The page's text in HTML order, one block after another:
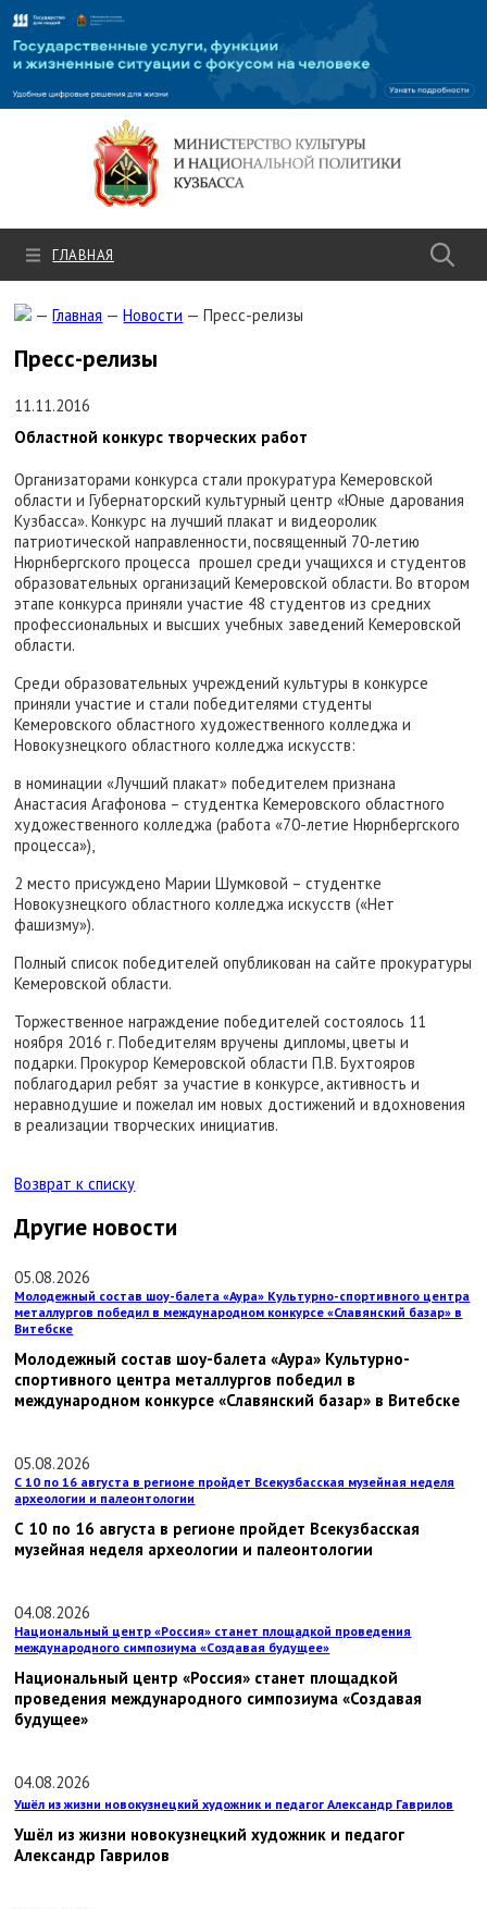
Культура.рф
ГЛАВНАЯ
—Главная —Новости —Пресс-релизы
Пресс-релизы
11.11.2016
Областной конкурс творческих работ
Организаторами конкурса стали прокуратура Кемеровской
области и Губернаторский культурный центр «Юные дарования
Кузбасса». Конкурс на лучший плакат и видеоролик
патриотической направленности, посвященный 70-летию
Нюрнбергского процесса прошел среди учащихся и студентов
образовательных организаций Кемеровской области. Во втором
этапе конкурса приняли участие 48 студентов из средних
профессиональных и высших учебных заведений Кемеровской
области.
Среди образовательных учреждений культуры в конкурсе
приняли участие и стали победителями студенты
Кемеровского областного художественного колледжа и
Новокузнецкого областного колледжа искусств:
в номинации «Лучший плакат» победителем признана
Анастасия Агафонова – студентка Кемеровского областного
художественного колледжа (работа «70-летие Нюрнбергского
процесса»),
2 место присуждено Марии Шумковой – студентке
Новокузнецкого областного колледжа искусств («Нет
фашизму»).
Полный список победителей опубликован на сайте прокуратуры
Кемеровской области.
Торжественное награждение победителей состоялось 11
ноября 2016 г. Победителям вручены дипломы, цветы и
подарки. Прокурор Кемеровской области П.В. Бухтояров
поблагодарил ребят за участие в конкурсе, активность и
неравнодушие и пожелал им новых достижений и вдохновения
в реализации творческих инициатив.
Возврат к списку
Другие новости
05.08.2026
Молодежный состав шоу-балета «Аура» Культурно-спортивного центра
металлургов победил в международном конкурсе «Славянский базар» в
Витебске
Молодежный состав шоу-балета «Аура» Культурно-
спортивного центра металлургов победил в
международном конкурсе «Славянский базар» в Витебске
05.08.2026
С 10 по 16 августа в регионе пройдет Всекузбасская музейная неделя
археологии и палеонтологии
С 10 по 16 августа в регионе пройдет Всекузбасская
музейная неделя археологии и палеонтологии
04.08.2026
Национальный центр «Россия» станет площадкой проведения
международного симпозиума «Создавая будущее»
Национальный центр «Россия» станет площадкой
проведения международного симпозиума «Создавая
будущее»
04.08.2026
Ушёл из жизни новокузнецкий художник и педагог Александр Гаврилов
Ушёл из жизни новокузнецкий художник и педагог
Александр Гаврилов